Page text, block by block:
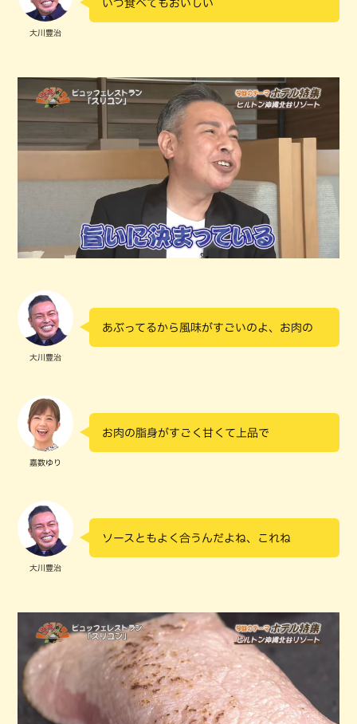
大川豊治
いつ食べてもおいしい
大川豊治
あぶってるから風味がすごいのよ、お肉の
嘉数ゆり
お肉の脂身がすごく甘くて上品で
大川豊治
ソースともよく合うんだよね、これね